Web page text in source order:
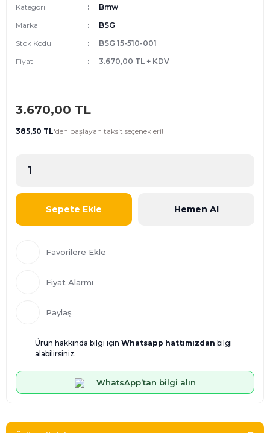
Kategori
Bmw
Marka
BSG
Stok Kodu
BSG 15-510-001
Fiyat
3.670,00 TL + KDV
3.670,00 TL
385,50 TL'den başlayan taksit seçenekleri!
Sepete Ekle Hemen Al
Fiyat Alarmı
Paylaş
Ürün hakkında bilgi için Whatsapp hattımızdan bilgi
alabilirsiniz.
WhatsApp’tan bilgi alın